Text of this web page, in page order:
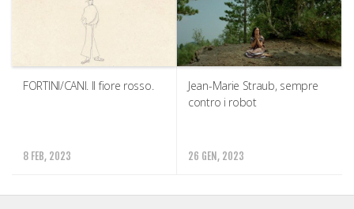
FORTINI/CANI. Il fiore rosso.
8 FEB, 2023
Jean-Marie Straub, sempre
contro i robot
26 GEN, 2023